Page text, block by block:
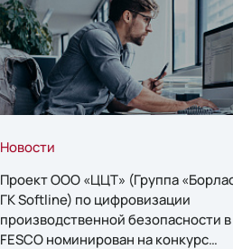
Новости
Проект ООО «ЦЦТ» (Группа
ГК Softline) по цифровизации
производственной безопасности в
FESCO номинирован на конкурс